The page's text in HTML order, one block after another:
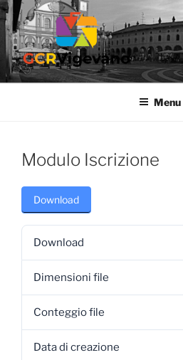
Salta
al
contenuto
GCR VIGEVANO
Gruppo Culturale Ricreativo
Menu
Modulo Iscrizione
Download
Download
Dimensioni file
Conteggio file
Data di creazione